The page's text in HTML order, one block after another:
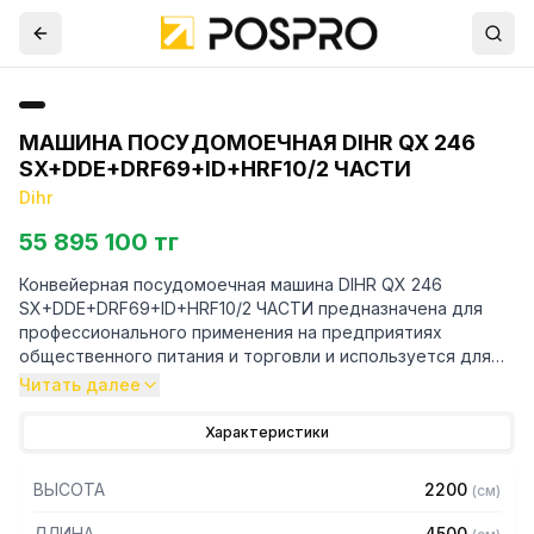
МАШИНА ПОСУДОМОЕЧНАЯ DIHR QX 246
SX+DDE+DRF69+ID+HRF10/2 ЧАСТИ
Dihr
55 895 100 тг
Конвейерная посудомоечная машина DIHR QX 246
SX+DDE+DRF69+ID+HRF10/2 ЧАСТИ предназначена для
профессионального применения на предприятиях
общественного питания и торговли и используется для
мойки тарелок, противней, подносов на конвейерной
также с различными аксессуарами, чтобы всегда
предлагать наиболее индивидуальные решения,
Читать далее
Характеристики
ВЫСОТА 2200 (см)